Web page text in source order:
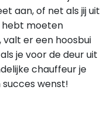
aan, of net als jij uit
hebt moeten
er een hoosbui
je voor de deur uit
chauffeur je
wenst!